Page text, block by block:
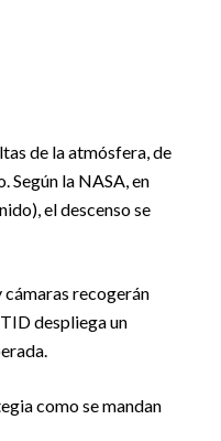
de la atmósfera, de
Según la NASA, en
el descenso se
cámaras recogerán
despliega un
como se mandan